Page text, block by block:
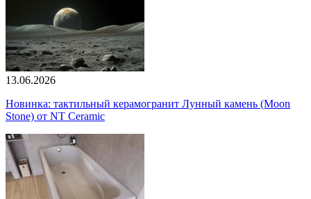
13.06.2026
Новинка: тактильный керамогранит Лунный камень (Moon
Stone) от NT Ceramic